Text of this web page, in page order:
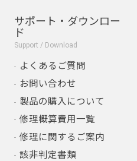
サポート・ダウンロー
ド
Support / Download
よくあるご質問
お問い合わせ
製品の購入について
修理概算費用一覧
修理に関するご案内
該非判定書類